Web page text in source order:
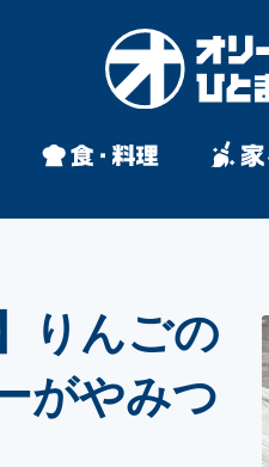
りんごの
がやみつ